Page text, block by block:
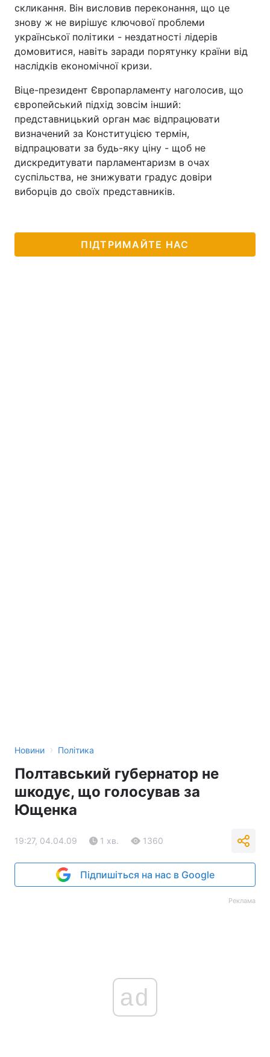
скликання. Він висловив переконання, що це
знову ж не вирішує ключової проблеми
української політики - нездатності лідерів
домовитися, навіть заради порятунку країни від
наслідків економічної кризи.
Віце-президент Європарламенту наголосив, що
європейський підхід зовсім інший:
представницький орган має відпрацювати
визначений за Конституцією термін,
відпрацювати за будь-яку ціну - щоб не
дискредитувати парламентаризм в очах
суспільства, не знижувати градус довіри
виборців до своїх представників.
ПІДТРИМАЙТЕ НАС
Новини › Політика
Полтавський губернатор не
шкодує, що голосував за
Ющенка
19:27, 04.04.09 1 хв. 1360
Підпишіться на нас в Google
Реклама
ad